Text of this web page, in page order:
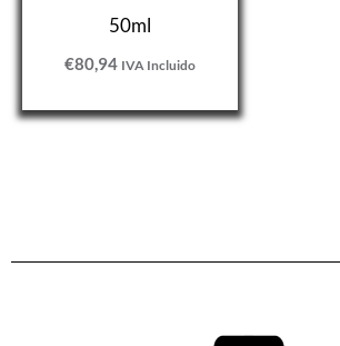
50ml
€80,94 IVA Incluido